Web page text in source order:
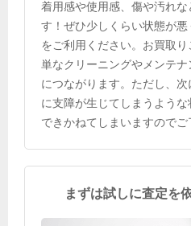
着用感や使用感、傷や汚れ
す！ぜひ少しくらい状態が
をご利用ください。お買取
単なクリーニングやメンテ
につながります。ただし、
に支障が生じてしまうよう
できかねてしまいますのでご
まずは試しに査定を